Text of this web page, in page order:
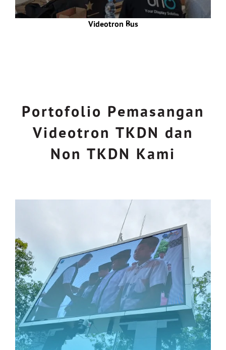
Videotron Bus
Portofolio Pemasangan
Videotron TKDN dan
Non TKDN Kami